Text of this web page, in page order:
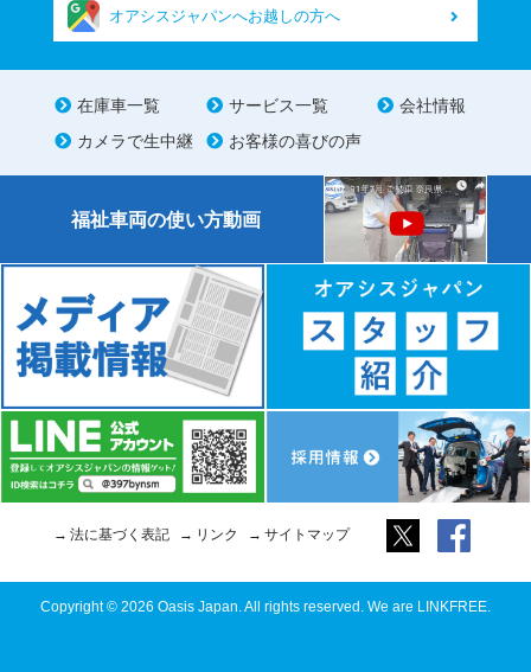
オアシスジャパンへお越しの方へ
在庫車一覧 サービス一覧
会社情報
カメラで生中継
お客様の喜びの声
福祉車両の使い方動画
法に基づく表記 リンク サイトマップ
Copyright © 2026 Oasis Japan. All rights reserved. We are LINKFREE.